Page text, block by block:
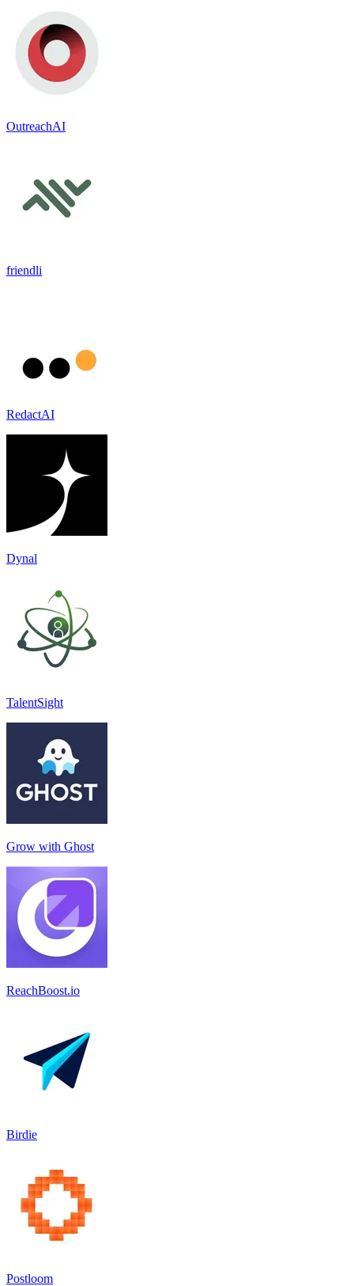
OutreachAI
friendli
RedactAI
Dynal
TalentSight
Grow with Ghost
ReachBoost.io
Birdie
Postloom